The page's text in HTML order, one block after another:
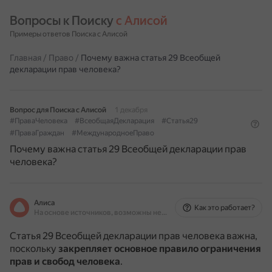
Вопросы к Поиску с Алисой
Примеры ответов Поиска с Алисой
Главная / Право / Почему важна статья 29 Всеобщей
декларации прав человека?
Вопрос для Поиска с Алисой
1 декабря
#ПраваЧеловека
#ВсеобщаяДекларация
#Статья29
#ПраваГраждан
#МеждународноеПраво
Почему важна статья 29 Всеобщей декларации прав
человека?
Алиса
На основе источников, возможны неточности
Как это работает?
Статья 29 Всеобщей декларации прав человека важна,
поскольку закрепляет основное правило ограничения
прав и свобод человека.